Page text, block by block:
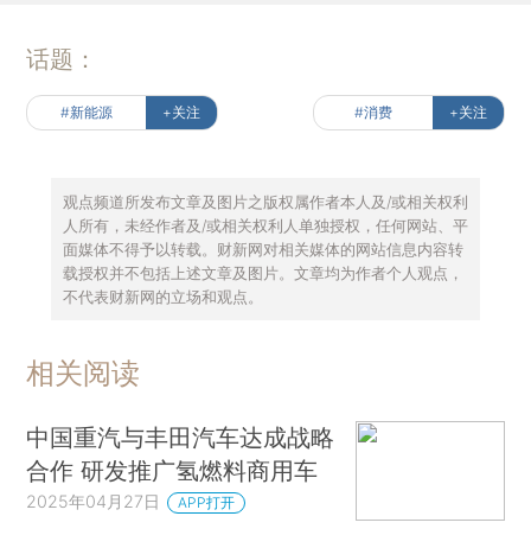
话题：
#新能源 +关注 #消费 +关注
观点频道所发布文章及图片之版权属作者本人及/或相关权利
人所有，未经作者及/或相关权利人单独授权，任何网站、平
面媒体不得予以转载。财新网对相关媒体的网站信息内容转
载授权并不包括上述文章及图片。文章均为作者个人观点，
不代表财新网的立场和观点。
相关阅读
中国重汽与丰田汽车达成战略
合作 研发推广氢燃料商用车
2025年04月27日 APP打开